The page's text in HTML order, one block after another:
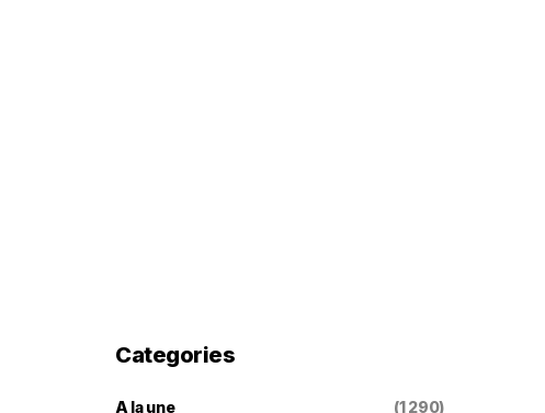
Categories
A la une (1 290)